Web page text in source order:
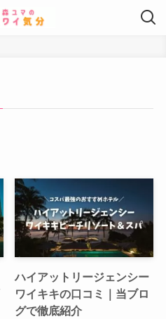
ハイアットリージェンシー
ワイキキの口コミ｜当ブロ
グで徹底紹介